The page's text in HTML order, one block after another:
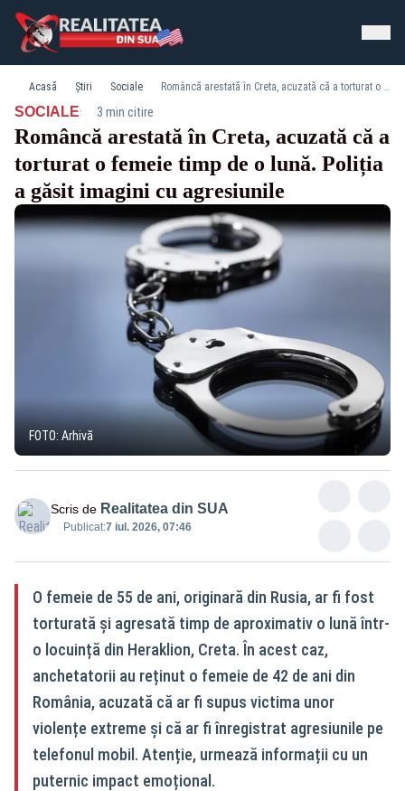
Acasă Știri Sociale Româncă arestată în Creta, acuzată că a torturat o femeie timp de o lună. Poliția a găsit imagini cu agresiunile
SOCIALE· 3 min citire
Româncă arestată în Creta, acuzată că a
torturat o femeie timp de o lună. Poliția
a găsit imagini cu agresiunile
FOTO: Arhivă
Scris de Realitatea din SUA
Publicat:7 iul. 2026, 07:46
O femeie de 55 de ani, originară din Rusia, ar fi fost
torturată și agresată timp de aproximativ o lună într-
o locuință din Heraklion, Creta. În acest caz,
anchetatorii au reținut o femeie de 42 de ani din
România, acuzată că ar fi supus victima unor
violențe extreme și că ar fi înregistrat agresiunile pe
telefonul mobil. Atenție, urmează informații cu un
puternic impact emoțional.